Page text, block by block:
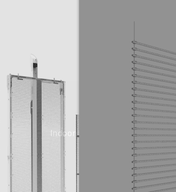
户内透明显示
Indoor transparent LED display